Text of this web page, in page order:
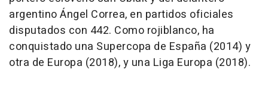
argentino Ángel Correa, en partidos oficiales
disputados con 442. Como rojiblanco, ha
conquistado una Supercopa de España (2014) y
otra de Europa (2018), y una Liga Europa (2018).